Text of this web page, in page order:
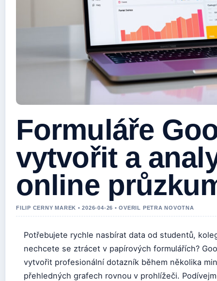
Formuláře
vytvořit a
online
FILIP CERNY MAREK • 2026-04-26 • OVERIL PETRA NOVOTNA
Potřebujete rychle nasbírat data od studentů,
nechcete se ztrácet v papírových formulářích?
vytvořit profesionální dotazník během několika
přehledných grafech rovnou v prohlížeči.